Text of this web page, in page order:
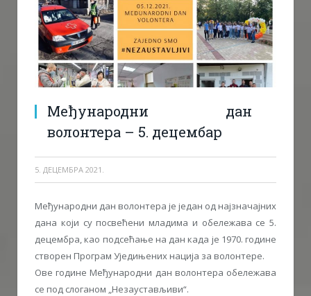
Међународни дан
волонтера – 5. децембар
5. ДЕЦЕМБРА 2021.
Међународни дан волонтера је један од најзначајних
дана који су посвећени младима и обележава се 5.
децембра, као подсећање на дан када је 1970. године
створен Програм Уједињених нација за волонтере.
Ове године Међународни дан волонтера обележава
се под слоганом „Незаустављиви“.